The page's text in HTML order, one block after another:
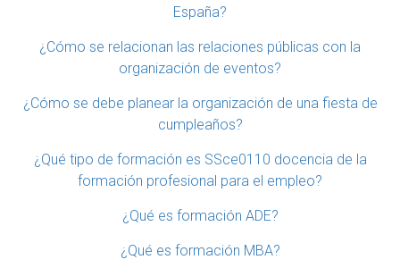
España?
¿Cómo se relacionan las relaciones públicas con la
organización de eventos?
¿Cómo se debe planear la organización de una fiesta de
cumpleaños?
¿Qué tipo de formación es SSce0110 docencia de la
formación profesional para el empleo?
¿Qué es formación ADE?
¿Qué es formación MBA?